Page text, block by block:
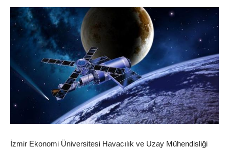
İzmir Ekonomi Üniversitesi Havacılık ve Uzay Mühendisliği